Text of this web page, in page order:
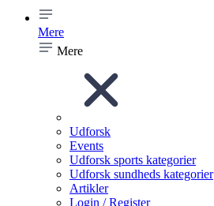
Mere
Mere
Udforsk
Events
Udforsk sports kategorier
Udforsk sundheds kategorier
Artikler
Login / Register